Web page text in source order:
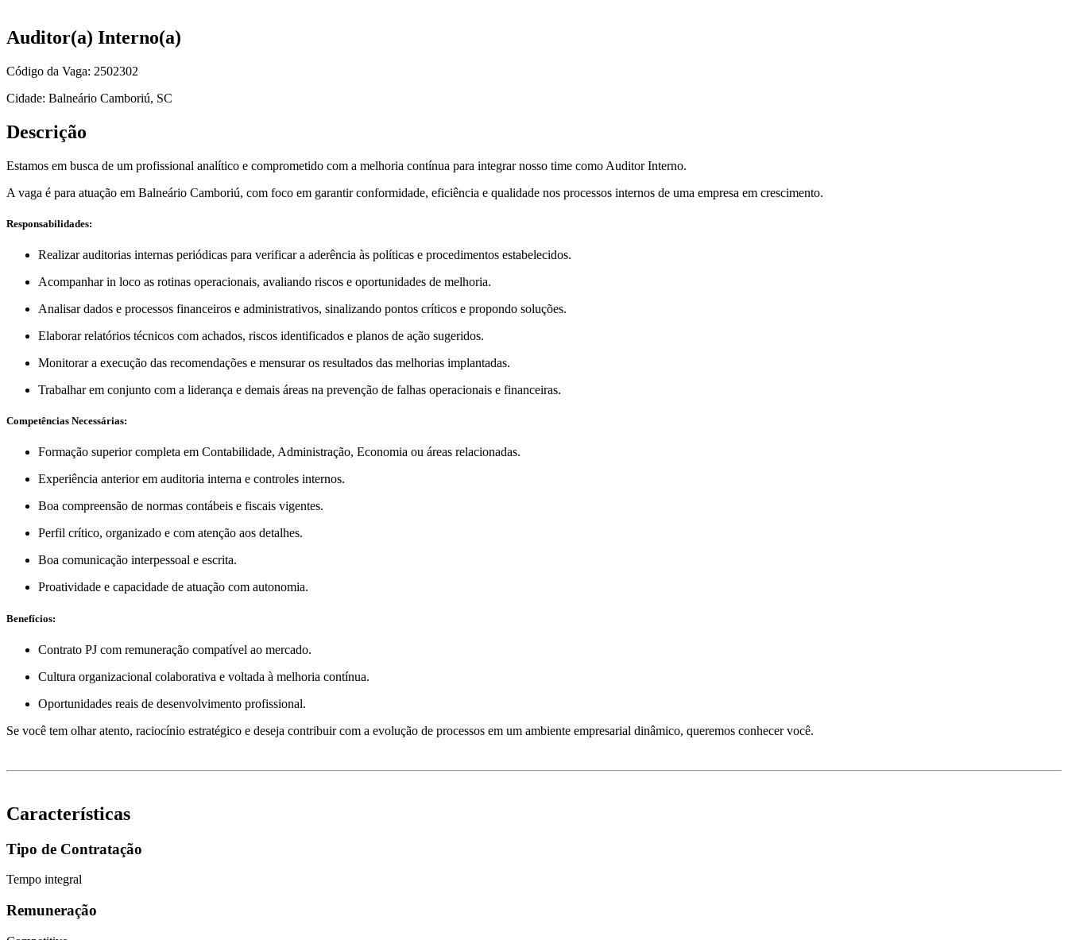
Auditor(a) Interno(a)
Código da Vaga: 2502302
Cidade: Balneário Camboriú, SC
Descrição
Estamos em busca de um profissional analítico e comprometido com a melhoria contínua para integrar nosso time como Auditor Interno.
A vaga é para atuação em Balneário Camboriú, com foco em garantir conformidade, eficiência e qualidade nos processos internos de uma empresa em crescimento.
Responsabilidades:
Realizar auditorias internas periódicas para verificar a aderência às políticas e procedimentos estabelecidos.
Acompanhar in loco as rotinas operacionais, avaliando riscos e oportunidades de melhoria.
Analisar dados e processos financeiros e administrativos, sinalizando pontos críticos e propondo soluções.
Elaborar relatórios técnicos com achados, riscos identificados e planos de ação sugeridos.
Monitorar a execução das recomendações e mensurar os resultados das melhorias implantadas.
Trabalhar em conjunto com a liderança e demais áreas na prevenção de falhas operacionais e financeiras.
Competências Necessárias:
Formação superior completa em Contabilidade, Administração, Economia ou áreas relacionadas.
Experiência anterior em auditoria interna e controles internos.
Boa compreensão de normas contábeis e fiscais vigentes.
Perfil crítico, organizado e com atenção aos detalhes.
Boa comunicação interpessoal e escrita.
Proatividade e capacidade de atuação com autonomia.
Benefícios:
Contrato PJ com remuneração compatível ao mercado.
Cultura organizacional colaborativa e voltada à melhoria contínua.
Oportunidades reais de desenvolvimento profissional.
Se você tem olhar atento, raciocínio estratégico e deseja contribuir com a evolução de processos em um ambiente empresarial dinâmico, queremos conhecer você.
Características
Tipo de Contratação
Tempo integral
Remuneração